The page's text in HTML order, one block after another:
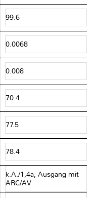
99.6
0.0068
0.008
70.4
77.5
78.4
k.A./1,4a, Ausgang mit
ARC/AV